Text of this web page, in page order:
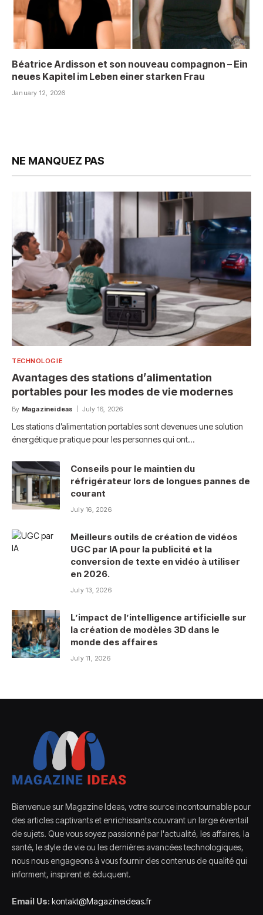
Béatrice Ardisson et son nouveau compagnon – Ein
neues Kapitel im Leben einer starken Frau
January 12, 2026
NE MANQUEZ PAS
TECHNOLOGIE
Avantages des stations d’alimentation
portables pour les modes de vie modernes
By Magazineideas July 16, 2026
Les stations d’alimentation portables sont devenues une solution
énergétique pratique pour les personnes qui ont…
Conseils pour le maintien du
réfrigérateur lors de longues pannes de
courant
July 16, 2026
Meilleurs outils de création de vidéos
UGC par IA pour la publicité et la
conversion de texte en vidéo à utiliser
en 2026.
July 13, 2026
L’impact de l’intelligence artificielle sur
la création de modèles 3D dans le
monde des affaires
July 11, 2026
Bienvenue sur Magazine Ideas, votre source incontournable pour
des articles captivants et enrichissants couvrant un large éventail
de sujets. Que vous soyez passionné par l'actualité, les affaires, la
santé, le style de vie ou les dernières avancées technologiques,
nous nous engageons à vous fournir des contenus de qualité qui
informent, inspirent et éduquent.
Email Us: kontakt@Magazineideas.fr